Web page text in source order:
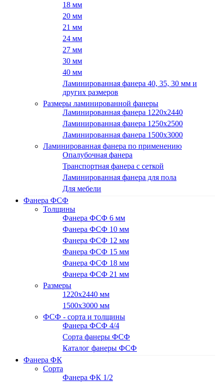
18 мм
20 мм
21 мм
24 мм
27 мм
30 мм
40 мм
Ламинированная фанера 40, 35, 30 мм и
других размеров
Размеры ламинированной фанеры
Ламинированная фанера 1220x2440
Ламинированная фанера 1250х2500
Ламинированная фанера 1500x3000
Ламинированная фанера по применению
Опалубочная фанера
Транспортная фанера с сеткой
Ламинированная фанера для пола
Для мебели
Фанера ФСФ
Толщины
Фанера ФСФ 6 мм
Фанера ФСФ 10 мм
Фанера ФСФ 12 мм
Фанера ФСФ 15 мм
Фанера ФСФ 18 мм
Фанера ФСФ 21 мм
Размеры
1220х2440 мм
1500х3000 мм
ФСФ - сорта и толщины
Фанера ФСФ 4/4
Сорта фанеры ФСФ
Каталог фанеры ФСФ
Фанера ФК
Сорта
Фанера ФК 1/2